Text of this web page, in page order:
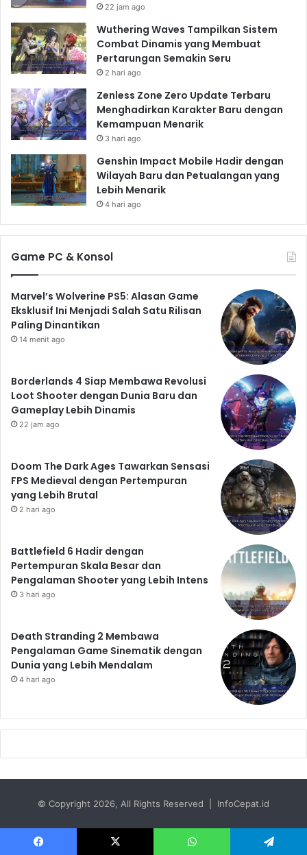
22 jam ago
Wuthering Waves Tampilkan Sistem
Combat Dinamis yang Membuat
Pertarungan Semakin Seru
2 hari ago
Zenless Zone Zero Update Terbaru
Menghadirkan Karakter Baru dengan
Kemampuan Menarik
3 hari ago
Genshin Impact Mobile Hadir dengan
Wilayah Baru dan Petualangan yang
Lebih Menarik
4 hari ago
Game PC & Konsol
Marvel’s Wolverine PS5: Alasan Game
Eksklusif Ini Menjadi Salah Satu Rilisan
Paling Dinantikan
14 menit ago
Borderlands 4 Siap Membawa Revolusi
Loot Shooter dengan Dunia Baru dan
Gameplay Lebih Dinamis
22 jam ago
Doom The Dark Ages Tawarkan Sensasi
FPS Medieval dengan Pertempuran
yang Lebih Brutal
2 hari ago
Battlefield 6 Hadir dengan
Pertempuran Skala Besar dan
Pengalaman Shooter yang Lebih Intens
3 hari ago
Death Stranding 2 Membawa
Pengalaman Game Sinematik dengan
Dunia yang Lebih Mendalam
4 hari ago
© Copyright 2026, All Rights Reserved | InfoCepat.id